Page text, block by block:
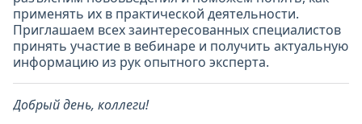
применять их в практической деятельности.
Приглашаем всех заинтересованных специалистов
принять участие в вебинаре и получить актуальную
информацию из рук опытного эксперта.
Добрый день, коллеги!